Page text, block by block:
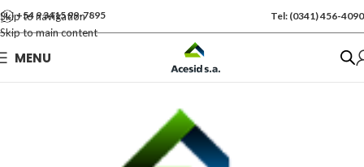
Skip to navigation
Skip to main content
+54 9 3415 99-7895 Tel: (0341) 456-4090
MENUSe vende por Und